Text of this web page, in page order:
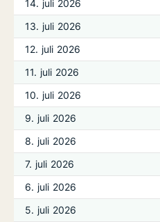
14. juli 2026
13. juli 2026
12. juli 2026
11. juli 2026
10. juli 2026
9. juli 2026
8. juli 2026
7. juli 2026
6. juli 2026
5. juli 2026